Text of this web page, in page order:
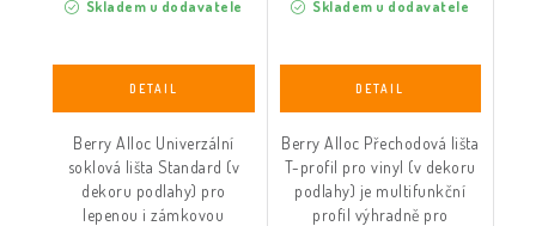
Skladem u dodavatele
Berry Alloc Univerzální
soklová lišta Standard (v
dekoru podlahy) pro
lepenou i zámkovou
Skladem u dodavatele
Berry Alloc Přechodová lišta
T-profil pro vinyl (v dekoru
podlahy) je multifunkční
profil výhradně pro